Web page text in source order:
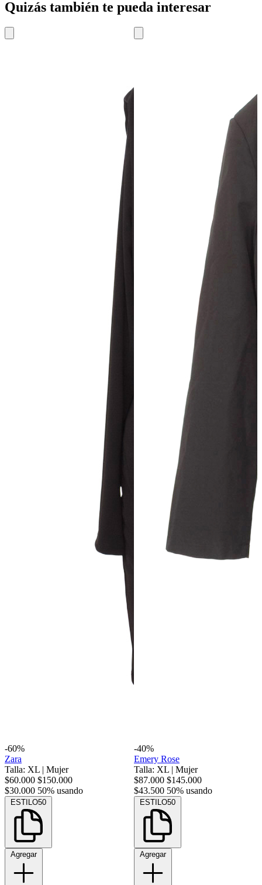
Quizás también te pueda interesar
-60%
Zara
Talla: XL | Mujer
$60.000 $150.000
$30.000 50% usando
ESTILO50
Agregar
-40%
Emery Rose
Talla: XL | Mujer
$87.000 $145.000
$43.500 50% usando
ESTILO50
Agregar